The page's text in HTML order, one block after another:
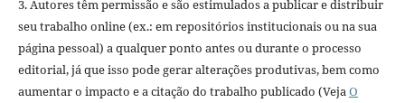
3. Autores têm permissão e são estimulados a publicar e distribuir
seu trabalho online (ex.: em repositórios institucionais ou na sua
página pessoal) a qualquer ponto antes ou durante o processo
editorial, já que isso pode gerar alterações produtivas, bem como
aumentar o impacto e a citação do trabalho publicado (Veja O